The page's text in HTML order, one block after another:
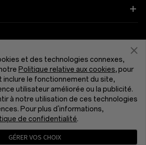
France (Français)
Accord utilisateur
et des technologies connexes,
Politique relative aux cookies, pour
inclure le fonctionnement du site,
utilisateur améliorée ou la publicité.
à notre utilisation de ces technologies
Pour plus d'informations,
de confidentialité.
GÉRER VOS CHOIX